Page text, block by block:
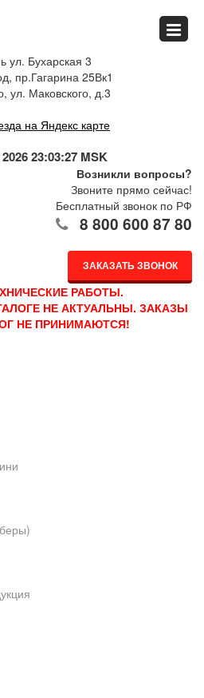
ул. Бухарская 3
пр.Гагарина 25Вк1
ул. Маковского, д.3
на Яндекс карте
23:03:27 MSK
Возникли вопросы?
Звоните прямо сейчас!
Бесплатный звонок по РФ
8 800 600 87 80
ЗАКАЗАТЬ ЗВОНОК
РАБОТЫ.
НЕ АКТУАЛЬНЫ. ЗАКАЗЫ
НЕ ПРИНИМАЮТСЯ!